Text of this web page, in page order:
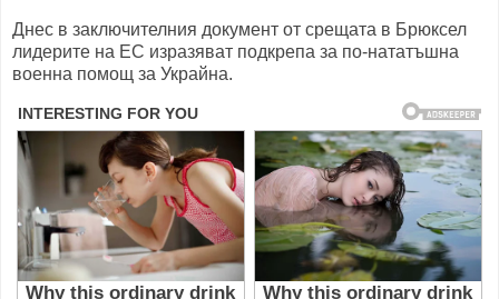
Днес в заключителния документ от срещата в Брюксел
лидерите на ЕС изразяват подкрепа за по-нататъшна
военна помощ за Украйна.